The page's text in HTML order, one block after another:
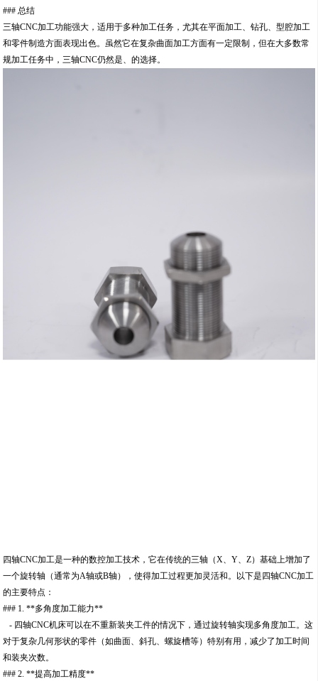
### 总结
三轴CNC加工功能强大，适用于多种加工任务，尤其在平面加工、钻孔、型腔加工
和零件制造方面表现出色。虽然它在复杂曲面加工方面有一定限制，但在大多数常
规加工任务中，三轴CNC仍然是、的选择。
四轴CNC加工是一种的数控加工技术，它在传统的三轴（X、Y、Z）基础上增加了
一个旋转轴（通常为A轴或B轴），使得加工过程更加灵活和。以下是四轴CNC加工
的主要特点：
### 1. **多角度加工能力**
- 四轴CNC机床可以在不重新装夹工件的情况下，通过旋转轴实现多角度加工。这
对于复杂几何形状的零件（如曲面、斜孔、螺旋槽等）特别有用，减少了加工时间
和装夹次数。
### 2. **提高加工精度**